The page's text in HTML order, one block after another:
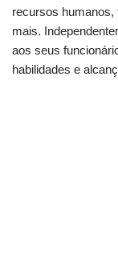
recursos humanos,
mais.
aos seus
habilidades e